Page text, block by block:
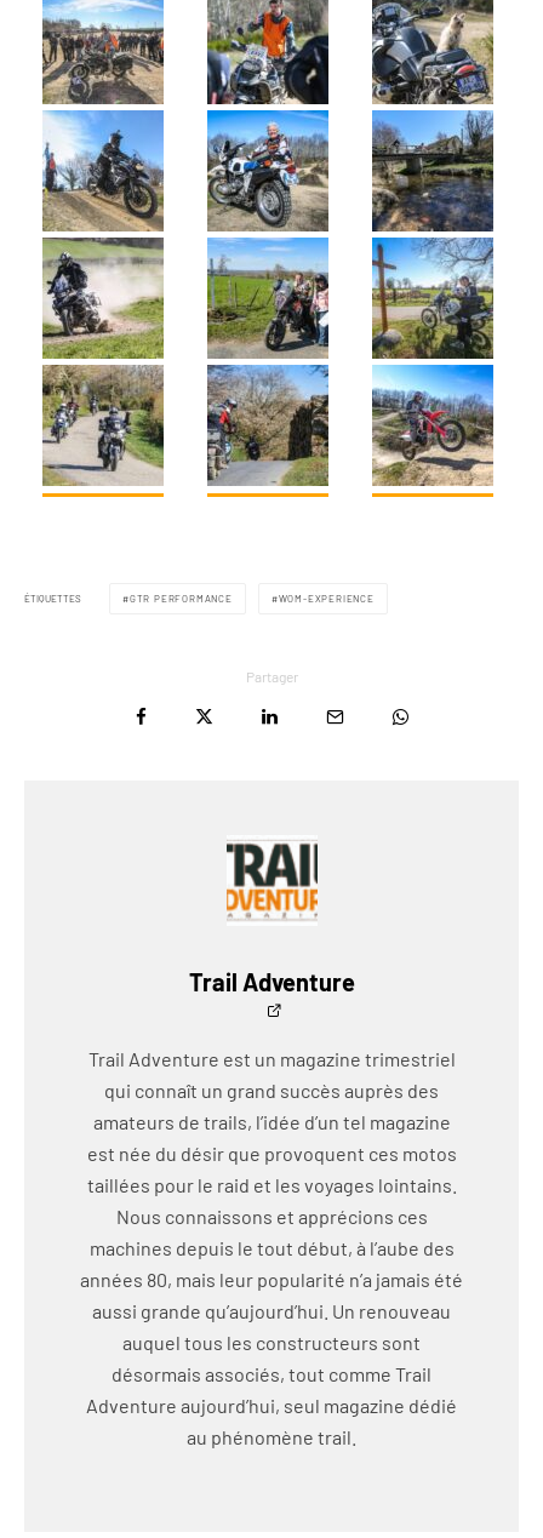
ÉTIQUETTES GTR PERFORMANCE WOM-EXPERIENCE
Partager
Trail Adventure
Trail Adventure est un magazine trimestriel
qui connaît un grand succès auprès des
amateurs de trails, l’idée d’un tel magazine
est née du désir que provoquent ces motos
taillées pour le raid et les voyages lointains.
Nous connaissons et apprécions ces
machines depuis le tout début, à l’aube des
années 80, mais leur popularité n’a jamais été
aussi grande qu’aujourd’hui. Un renouveau
auquel tous les constructeurs sont
désormais associés, tout comme Trail
Adventure aujourd’hui, seul magazine dédié
au phénomène trail.